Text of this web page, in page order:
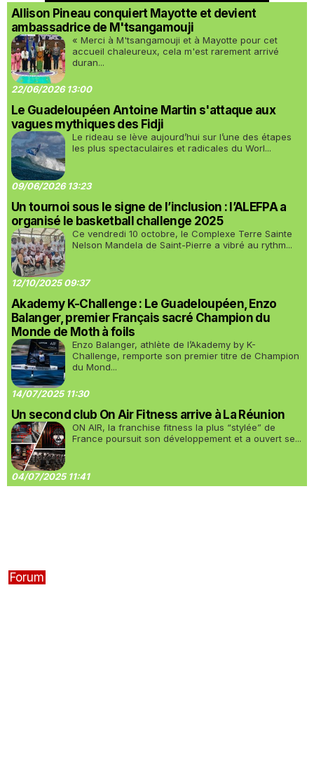
Allison Pineau conquiert Mayotte et devient
ambassadrice de M'tsangamouji
« Merci à M'tsangamouji et à Mayotte pour cet
accueil chaleureux, cela m'est rarement arrivé
duran...
22/06/2026 13:00
Le Guadeloupéen Antoine Martin s'attaque aux
vagues mythiques des Fidji
Le rideau se lève aujourd’hui sur l’une des étapes
les plus spectaculaires et radicales du Worl...
09/06/2026 13:23
Un tournoi sous le signe de l’inclusion : l’ALEFPA a
organisé le basketball challenge 2025
Ce vendredi 10 octobre, le Complexe Terre Sainte
Nelson Mandela de Saint-Pierre a vibré au rythm...
12/10/2025 09:37
Akademy K-Challenge : Le Guadeloupéen, Enzo
Balanger, premier Français sacré Champion du
Monde de Moth à foils
Enzo Balanger, athlète de l’Akademy by K-
Challenge, remporte son premier titre de Champion
du Mond...
14/07/2025 11:30
Un second club On Air Fitness arrive à La Réunion
ON AIR, la franchise fitness la plus “stylée” de
France poursuit son développement et a ouvert se...
04/07/2025 11:41
Forum